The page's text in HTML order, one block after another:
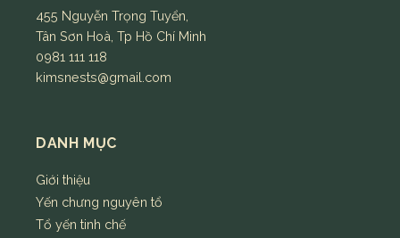
455 Nguyễn Trọng Tuyển,
Tân Sơn Hoà, Tp Hồ Chí Minh
0981 111 118
kimsnests@gmail.com
DANH MỤC
Giới thiệu
Yến chưng nguyên tổ
Tổ yến tinh chế